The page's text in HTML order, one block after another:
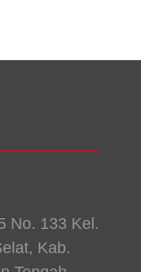
No. 133 Kel.
Kab.